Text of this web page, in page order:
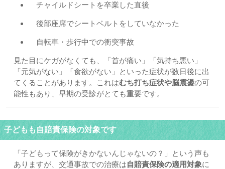
チャイルドシートを卒業した直後
後部座席でシートベルトをしていなかった
自転車・歩行中での衝突事故
見た目にケガがなくても、「首が痛い」「気持ち悪い」
「元気がない」「食欲がない」といった症状が数日後に出
てくることがあります。これはむち打ち症状や脳震盪の可
能性もあり、早期の受診がとても重要です。
子どもも自賠責保険の対象です
「子どもって保険がきかないんじゃないの？」という声も
ありますが、交通事故での治療は自賠責保険の適用対象に